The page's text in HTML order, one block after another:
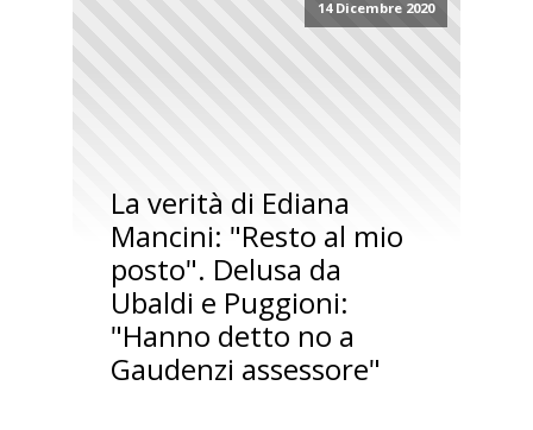
14 Dicembre 2020
La verità di Ediana
Mancini: "Resto al mio
posto". Delusa da
Ubaldi e Puggioni:
"Hanno detto no a
Gaudenzi assessore"